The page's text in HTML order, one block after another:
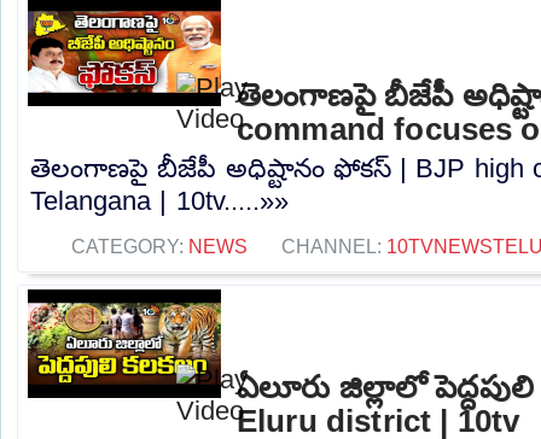
తెలంగాణపై బీజేపీ
command focuses
తెలంగాణపై బీజేపీ అధిష్టానం ఫోకస్ | BJP high
Telangana | 10tv.....»»
CATEGORY: NEWS CHANNEL:
ఏలూరు జిల్లాలో
Eluru district | 10tv